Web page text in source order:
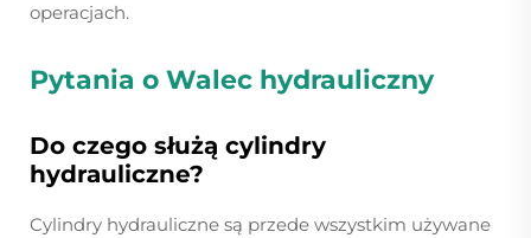
operacjach.
Pytania o Walec hydrauliczny
Do czego służą cylindry
hydrauliczne?
Cylindry hydrauliczne są przede wszystkim używane